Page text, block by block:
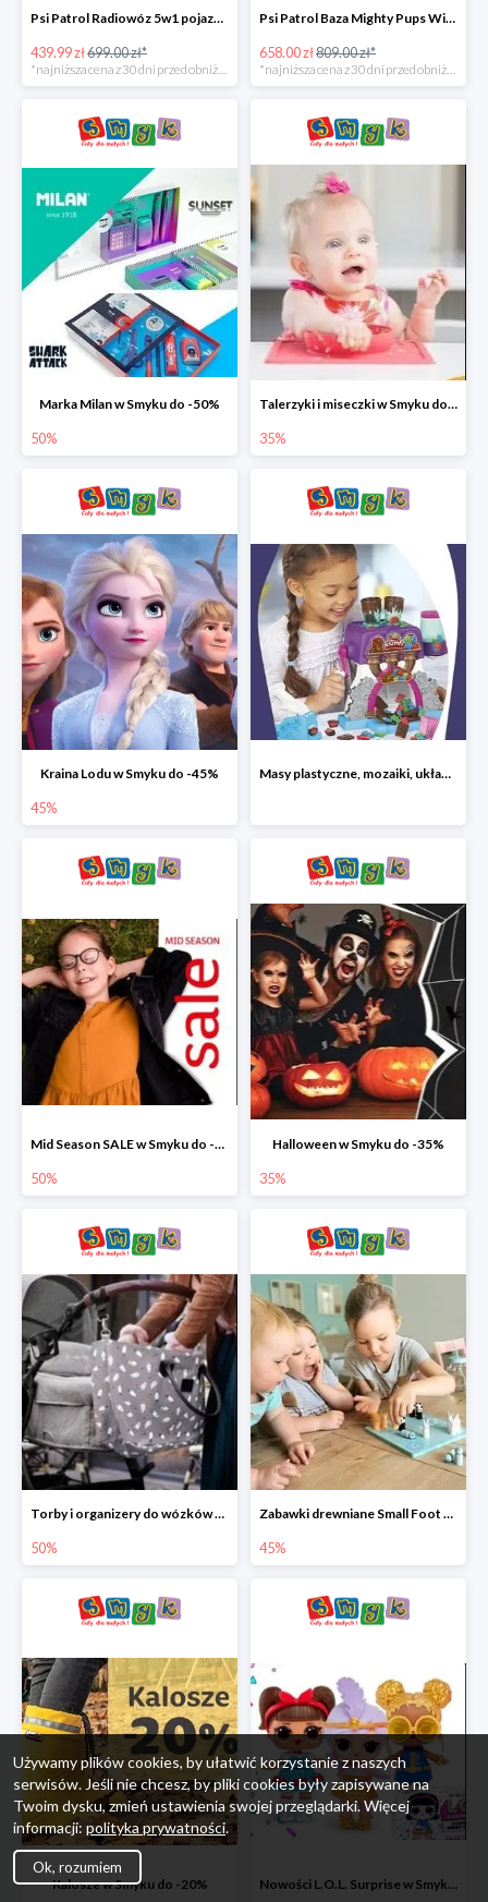
Psi Patrol Radiowóz 5w1 pojazd ratunkowy z figurką Chase'a -37%
439.99 zł699.00 zł*
Psi Patrol Baza Mighty Pups Wieża obserwacyjna+pojazd z figurką -19%
658.00 zł809.00 zł*
Marka Milan w Smyku do -50%
50%
Talerzyki i miseczki w Smyku do -35%
35%
Kraina Lodu w Smyku do -45%
45%
Masy plastyczne, mozaiki, układanki do -45%
Mid Season SALE w Smyku do -50%
50%
Halloween w Smyku do -35%
35%
Torby i organizery do wózków w Smyku do -50%
50%
Zabawki drewniane Small Foot do -45%
45%
Kalosze w Smyku do -20% Nowości L.O.L. Surprise w Smyku do -45%
Używamy plików cookies, by ułatwić korzystanie z naszych
serwisów. Jeśli nie chcesz, by pliki cookies były zapisywane na
Twoim dysku, zmień ustawienia swojej przeglądarki. Więcej
informacji: polityka prywatności.
Ok, rozumiem